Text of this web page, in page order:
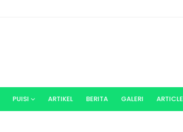
PUISI ARTIKEL BERITA GALERI ARTICLE